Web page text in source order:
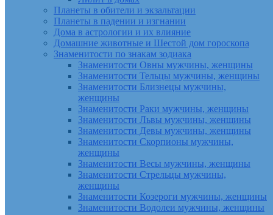
Планеты в обители и экзальтации
Планеты в падении и изгнании
Дома в астрологии и их влияние
Домашние животные и Шестой дом гороскопа
Знаменитости по знакам зодиака
Знаменитости Овны мужчины, женщины
Знаменитости Тельцы мужчины, женщины
Знаменитости Близнецы мужчины,
женщины
Знаменитости Раки мужчины, женщины
Знаменитости Львы мужчины, женщины
Знаменитости Девы мужчины, женщины
Знаменитости Скорпионы мужчины,
женщины
Знаменитости Весы мужчины, женщины
Знаменитости Стрельцы мужчины,
женщины
Знаменитости Козероги мужчины, женщины
Знаменитости Водолеи мужчины, женщины